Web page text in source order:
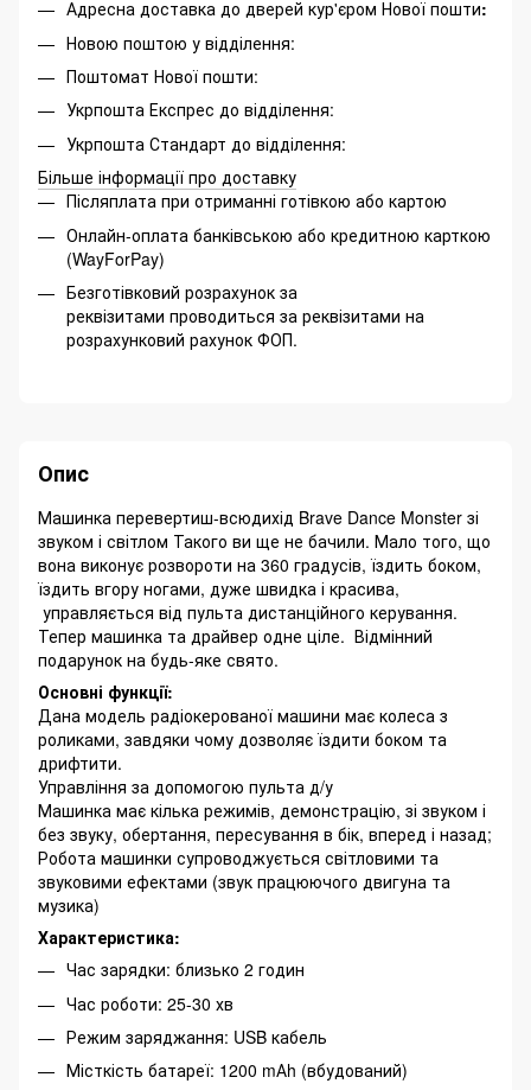
Адресна доставка до дверей кур'єром Нової пошти:
Новою поштою у відділення:
Поштомат Нової пошти:
Укрпошта Експрес до відділення:
Укрпошта Стандарт до відділення:
Більше інформації про доставку
Післяплата при отриманні готівкою або картою
Онлайн-оплата банківською або кредитною карткою
(WayForPay)
Безготівковий розрахунок за
реквізитами проводиться за реквізитами на
розрахунковий рахунок ФОП.
Опис
Машинка перевертиш-всюдихід Brave Dance Monster зі
звуком і світлом Такого ви ще не бачили. Мало того, що
вона виконує розвороти на 360 градусів, їздить боком,
їздить вгору ногами, дуже швидка і красива,
управляється від пульта дистанційного керування.
Тепер машинка та драйвер одне ціле. Відмінний
подарунок на будь-яке свято.
Основні функції:
Дана модель радіокерованої машини має колеса з
роликами, завдяки чому дозволяє їздити боком та
дрифтити.
Управління за допомогою пульта д/у
Машинка має кілька режимів, демонстрацію, зі звуком і
без звуку, обертання, пересування в бік, вперед і назад;
Робота машинки супроводжується світловими та
звуковими ефектами (звук працюючого двигуна та
музика)
Характеристика:
Час зарядки: близько 2 годин
Час роботи: 25-30 хв
Режим заряджання: USB кабель
Місткість батареї: 1200 mАh (вбудований)